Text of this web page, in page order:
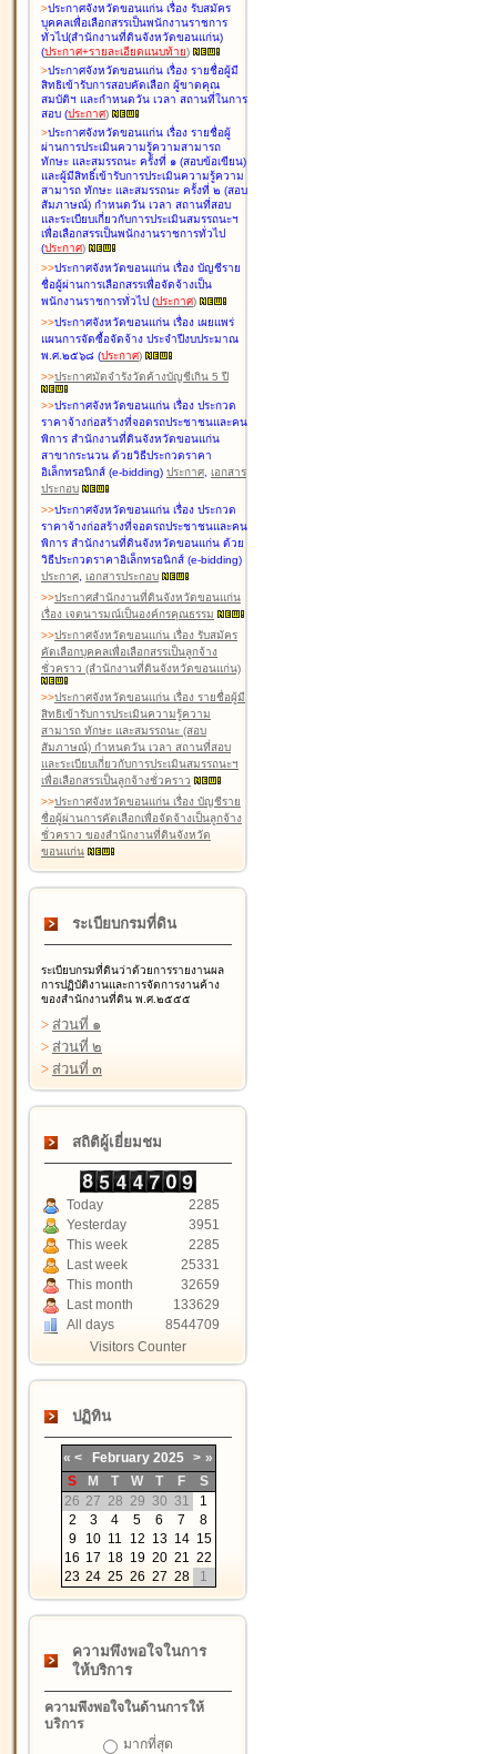
>ประกาศจังหวัดขอนแก่น เรื่อง รับสมัคร
บุคคลเพื่อเลือกสรรเป็นพนักงานราชการ
ทั่วไป(สำนักงานที่ดินจังหวัดขอนแก่น)
(ประกาศ+รายละเอียดแนบท้าย)
>ประกาศจังหวัดขอนแก่น เรื่อง รายชื่อผู้มี
สิทธิเข้ารับการสอบคัดเลือก ผู้ขาดคุณ
สมบัติฯ และกำหนดวัน เวลา สถานที่ในการ
สอบ (ประกาศ)
>ประกาศจังหวัดขอนแก่น เรื่อง รายชื่อผู้
ผ่านการประเมินความรู้ความสามารถ
ทักษะ และสมรรถนะ ครั้งที่ ๑ (สอบข้อเขียน)
และผู้มีสิทธิ์เข้ารับการประเมินความรู้ความ
สามารถ ทักษะ และสมรรถนะ ครั้งที่ ๒ (สอบ
สัมภาษณ์) กำหนดวัน เวลา สถานที่สอบ
และระเบียบเกี่ยวกับการประเมินสมรรถนะฯ
เพื่อเลือกสรรเป็นพนักงานราชการทั่วไป
(ประกาศ)
>>ประกาศจังหวัดขอนแก่น เรื่อง บัญชีราย
ชื่อผู้ผ่านการเลือกสรรเพื่อจัดจ้างเป็น
พนักงานราชการทั่วไป (ประกาศ)
>>ประกาศจังหวัดขอนแก่น เรื่อง เผยแพร่
แผนการจัดซื้อจัดจ้าง ประจำปีงบประมาณ
พ.ศ.๒๕๖๘ (ประกาศ)
>>ประกาศมัดจำรังวัดค้างบัญชีเกิน 5 ปี
>>ประกาศจังหวัดขอนแก่น เรื่อง ประกวด
ราคาจ้างก่อสร้างที่จอดรถประชาชนและคน
พิการ สำนักงานที่ดินจังหวัดขอนแก่น
สาขากระนวน ด้วยวิธีประกวดราคา
อิเล็กทรอนิกส์ (e-bidding) ประกาศ, เอกสาร
ประกอบ
>>ประกาศจังหวัดขอนแก่น เรื่อง ประกวด
ราคาจ้างก่อสร้างที่จอดรถประชาชนและคน
พิการ สำนักงานที่ดินจังหวัดขอนแก่น ด้วย
วิธีประกวดราคาอิเล็กทรอนิกส์ (e-bidding)
ประกาศ, เอกสารประกอบ
>>ประกาศสำนักงานที่ดินจังหวัดขอนแก่น
เรื่อง เจตนารมณ์เป็นองค์กรคุณธรรม
>>ประกาศจังหวัดขอนแก่น เรื่อง รับสมัคร
คัดเลือกบุคคลเพื่อเลือกสรรเป็นลูกจ้าง
ชั่วคราว (สำนักงานที่ดินจังหวัดขอนแก่น)
>>ประกาศจังหวัดขอนแก่น เรื่อง รายชื่อผู้มี
สิทธิเข้ารับการประเมินความรู้ความ
สามารถ ทักษะ และสมรรถนะ (สอบ
สัมภาษณ์) กำหนดวัน เวลา สถานที่สอบ
และระเบียบเกี่ยวกับการประเมินสมรรถนะฯ
เพื่อเลือกสรรเป็นลูกจ้างชั่วคราว
>>ประกาศจังหวัดขอนแก่น เรื่อง บัญชีราย
ชื่อผู้ผ่านการคัดเลือกเพื่อจัดจ้างเป็นลูกจ้าง
ชั่วคราว ของสำนักงานที่ดินจังหวัด
ขอนแก่น
ระเบียบกรมที่ดิน
ระเบียบกรมที่ดินว่าด้วยการรายงานผล
การปฏิบัติงานและการจัดการงานค้าง
ของสำนักงานที่ดิน พ.ศ.๒๕๕๕
> ส่วนที่ ๑
> ส่วนที่ ๒
> ส่วนที่ ๓
สถิติผู้เยี่ยมชม
Today
2285
Yesterday
3951
This week
2285
Last week
25331
This month
32659
Last month
133629
All days
8544709
Visitors Counter
ปฏิทิน
« < February 2025 > »
S
M T W T F
S
26 27 28 29 30 31
1
2
3 4 5 6 7
8
9
10 11 12 13 14 15
16 17 18 19 20 21 22
23 24 25 26 27 28 1
ความพึงพอใจในการ
ให้บริการ
ความพึงพอใจในด้านการให้
บริการ
มากที่สุด